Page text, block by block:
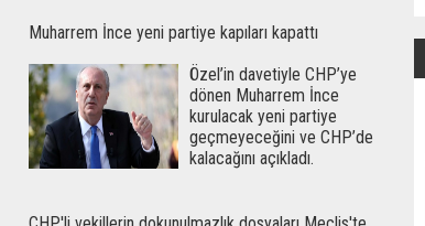
Muharrem İnce yeni partiye kapıları kapattı
Özel’in davetiyle CHP’ye
dönen Muharrem İnce
kurulacak yeni partiye
geçmeyeceğini ve CHP’de
kalacağını açıkladı.